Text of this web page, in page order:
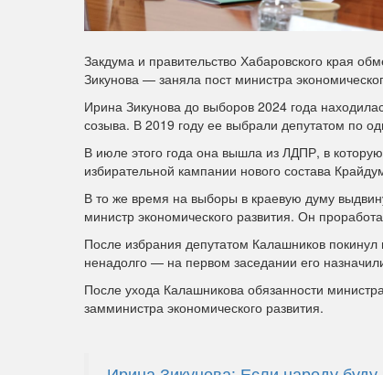
Закдума и правительство Хабаровского края
Зикунова — заняла пост министра
Ирина Зикунова до выборов 2024 года
созыва. В 2019 году ее выбрали депутатом по
В июле этого года она вышла из ЛДПР, в
избирательной кампании нового состава
В то же время на выборы в краевую думу
министр экономического развития. Он
После избрания депутатом Калашников
ненадолго — на первом заседании его
После ухода Калашникова обязанности
замминистра экономического развития.